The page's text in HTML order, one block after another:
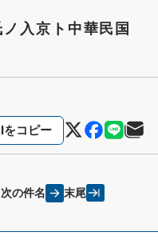
入京ト中華民国
をコピー
次の件名 末尾